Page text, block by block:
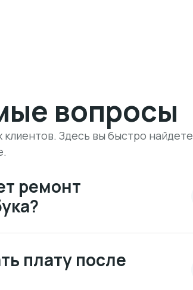
вопросы
Здесь вы быстро найдете
ремонт
плату после